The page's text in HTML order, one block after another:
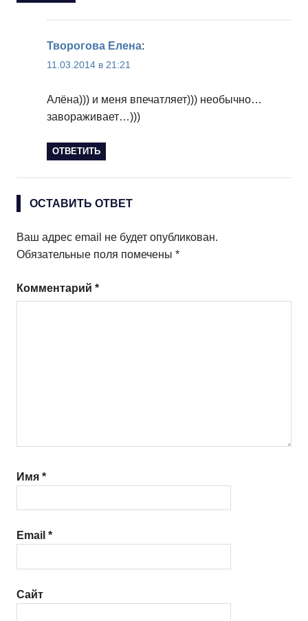
Творогова Елена:
11.03.2014 в 21:21
Алёна))) и меня впечатляет))) необычно…
завораживает…)))
ОТВЕТИТЬ
ОСТАВИТЬ ОТВЕТ
Ваш адрес email не будет опубликован.
Обязательные поля помечены *
Комментарий *
Имя *
Email *
Сайт